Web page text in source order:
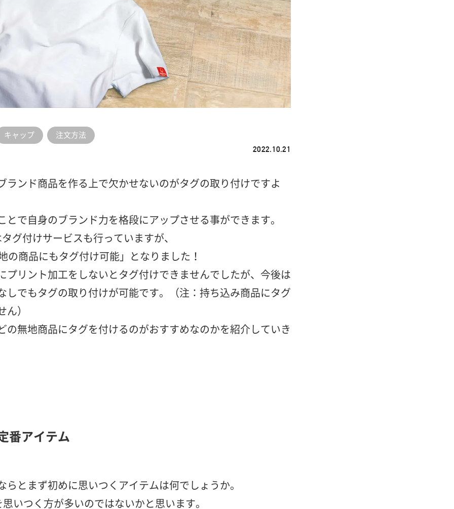
キャップ 注文方法
2022.10.21
ランド商品を作る上で欠かせないのがタグの取り付けですよ
とで自身のブランド力を格段にアップさせる事ができます。
グ付けサービスも行っていますが、
の商品にもタグ付け可能」となりました！
プリント加工をしないとタグ付けできませんでしたが、今後は
しでもタグの取り付けが可能です。（注：持ち込み商品にタグ
ん）
の無地商品にタグを付けるのがおすすめなのかを紹介していき
番アイテム
らとまず初めに思いつくアイテムは何でしょうか。
思いつく方が多いのではないかと思います。